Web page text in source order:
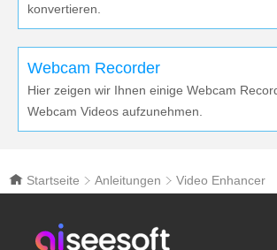
konvertieren.
Webcam Recorder
Hier zeigen wir Ihnen einige Webcam
Webcam Videos aufzunehmen.
Startseite Anleitungen Video Enhancer